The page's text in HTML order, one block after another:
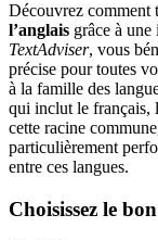
Découvrez comment
l’anglais grâce à
TextAdviser, vous
précise pour toutes
à la famille des
qui inclut le français,
cette racine
particulièrement
entre ces langues.
Choisissez le